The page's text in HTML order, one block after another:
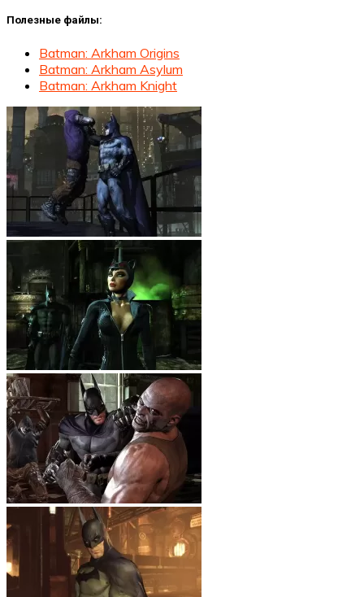
Полезные файлы:
Batman: Arkham Origins
Batman: Arkham Asylum
Batman: Arkham Knight